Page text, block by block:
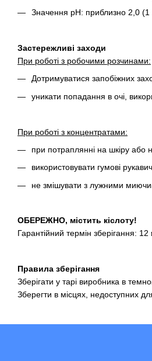
Значення pH: приблизно 2,0 (1
Застережливі заходи
При роботі з робочими розчинами:
Дотримуватися запобіжних
уникати попадання в очі,
При роботі з концентратами:
при потраплянні на шкіру
використовувати гумові
не змішувати з лужними
ОБЕРЕЖНО, містить кіслоту!
Гарантійний термін зберігання: 12
Правила зберігання
Зберігати у тарі виробника в
Зберегти в місцях, недоступних